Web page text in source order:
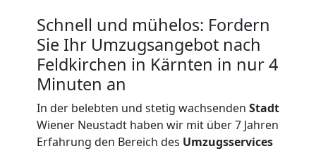
Schnell und mühelos: Fordern
Sie Ihr Umzugsangebot nach
Feldkirchen in Kärnten in nur 4
Minuten an
In der belebten und stetig wachsenden Stadt
Wiener Neustadt haben wir mit über 7 Jahren
Erfahrung den Bereich des Umzugsservices
Expressumzug
Wiener
Neustadt